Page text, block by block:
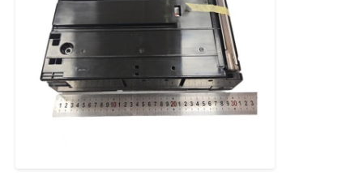
OKI ATM 부품
Genmega ATM 부품